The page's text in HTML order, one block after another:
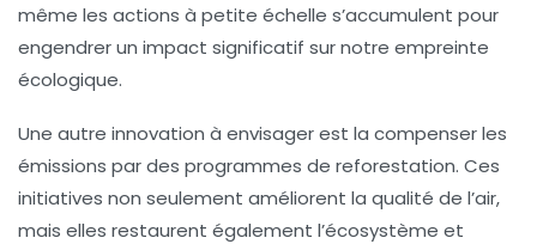
même les actions à petite échelle s’accumulent pour
engendrer un impact significatif sur notre empreinte
écologique.
Une autre innovation à envisager est la compenser les
émissions par des programmes de reforestation. Ces
initiatives non seulement améliorent la qualité de l’air,
mais elles restaurent également l’écosystème et